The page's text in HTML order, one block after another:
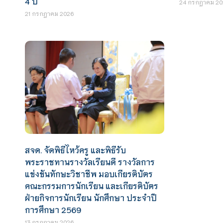
21 กรกฎาคม 2026
24 กรกฎาคม
สจด. จัดพิธีไหว้ครู และพิธีรับ
พระราชทานรางวัลเรียนดี รางวัลการ
แข่งขันทักษะวิชาชีพ มอบเกียรติบัตร
คณะกรรมการนักเรียน และเกียรติบัตร
ฝ่ายกิจการนักเรียน นักศึกษา ประจำปี
การศึกษา 2569